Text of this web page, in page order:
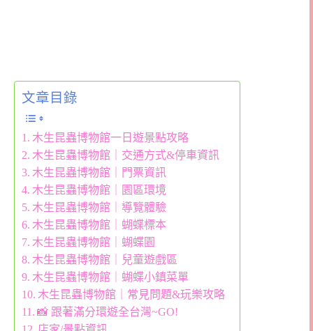
文章目錄
木生昆蟲博物館一日遊景點攻略
木生昆蟲博物館｜交通方式&停車資訊
木生昆蟲博物館｜門票資訊
木生昆蟲博物館｜園區環境
木生昆蟲博物館｜導覽體驗
木生昆蟲博物館｜蝴蝶標本
木生昆蟲博物館｜蝴蝶園
木生昆蟲博物館｜兒童遊戲區
木生昆蟲博物館｜蝴蝶小鎮菜單
木生昆蟲博物館｜常見問題&玩樂攻略
📸 跟著滿分環遊全台灣~GO!